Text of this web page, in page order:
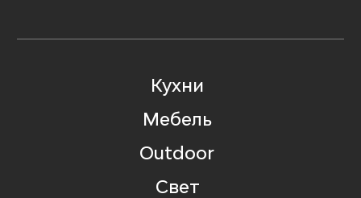
Кухни
Мебель
Outdoor
Свет